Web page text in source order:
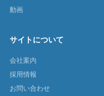
動画
サイトについて
会社案内
採用情報
お問い合わせ